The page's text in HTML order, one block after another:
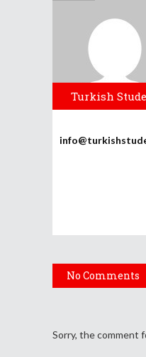
Turkish
No Comments
Sorry, the comment